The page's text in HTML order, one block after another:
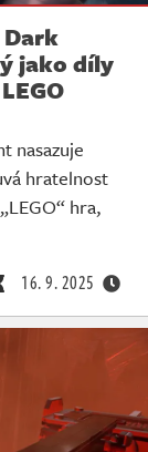
Dark
jako díly
nasazuje
hratelnost
hra,
16. 9. 2025